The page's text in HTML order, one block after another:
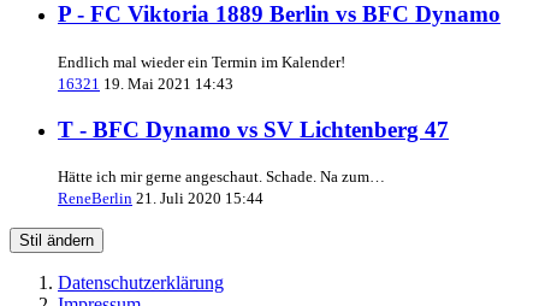
P - FC Viktoria 1889 Berlin vs BFC Dynamo
Endlich mal wieder ein Termin im Kalender!
16321 19. Mai 2021 14:43
T - BFC Dynamo vs SV Lichtenberg 47
Hätte ich mir gerne angeschaut. Schade. Na zum…
ReneBerlin 21. Juli 2020 15:44
Stil ändern
Datenschutzerklärung